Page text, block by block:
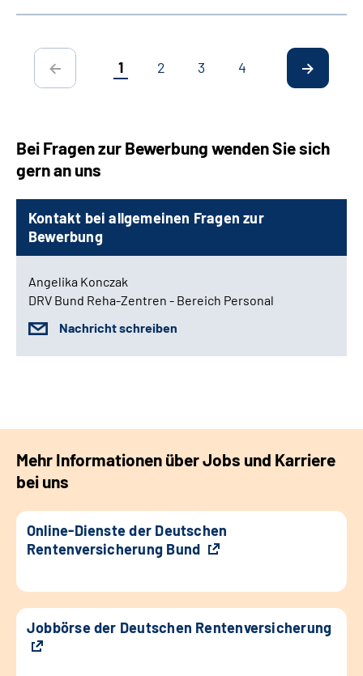
1 2 3 4
Bei Fragen zur Bewerbung wenden Sie sich
gern an uns
Kontakt bei allgemeinen Fragen zur
Bewerbung
Angelika Konczak
DRV Bund Reha-Zentren - Bereich Personal
Nachricht schreiben
Mehr Informationen über Jobs und Karriere
bei uns
Online-Dienste der Deutschen
Rentenversicherung Bund
Jobbörse der Deutschen Rentenversicherung